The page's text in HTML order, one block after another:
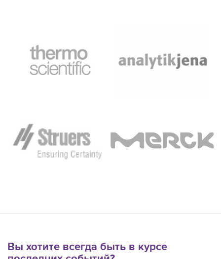
Вы хотите всегда быть в курсе